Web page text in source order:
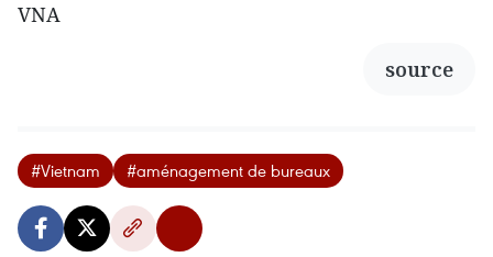
VNA
source
#Vietnam #aménagement de bureaux